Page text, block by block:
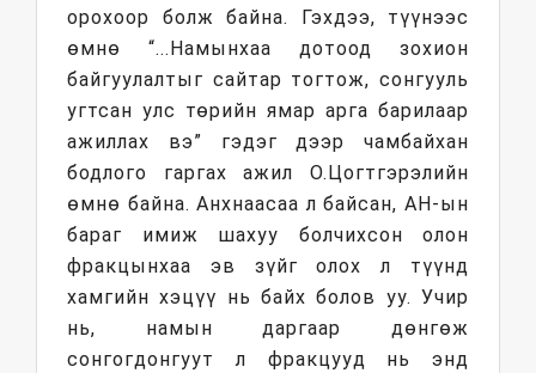
орохоор болж байна. Гэхдээ, түүнээс
өмнө “...Намынхаа дотоод зохион
байгуулалтыг сайтар тогтож, сонгууль
угтсан улс төрийн ямар арга барилаар
ажиллах вэ” гэдэг дээр чамбайхан
бодлого гаргах ажил О.Цогтгэрэлийн
өмнө байна. Анхнаасаа л байсан, АН-ын
бараг имиж шахуу болчихсон олон
фракцынхаа эв зүйг олох л түүнд
хамгийн хэцүү нь байх болов уу. Учир
нь, намын даргаар дөнгөж
сонгогдонгуут л фракцууд нь энд